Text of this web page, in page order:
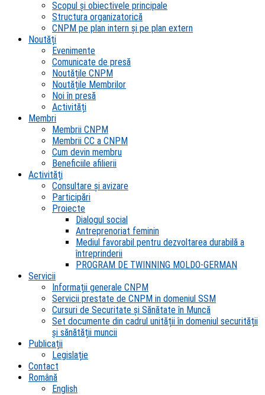
Scopul şi obiectivele principale
Structura organizatorică
CNPM pe plan intern şi pe plan extern
Noutăți
Evenimente
Comunicate de presă
Noutățile CNPM
Noutățile Membrilor
Noi în presă
Activități
Membri
Membrii CNPM
Membrii CC a CNPM
Cum devin membru
Beneficiile afilierii
Activități
Consultare și avizare
Participări
Proiecte
Dialogul social
Antreprenoriat feminin
Mediul favorabil pentru dezvoltarea durabilă a
întreprinderii
PROGRAM DE TWINNING MOLDO-GERMAN
Servicii
Informații generale CNPM
Servicii prestate de CNPM in domeniul SSM
Cursuri de Securitate și Sănătate în Muncă
Set documente din cadrul unității în domeniul securității
și sănătății muncii
Publicații
Legislație
Contact
Română
English